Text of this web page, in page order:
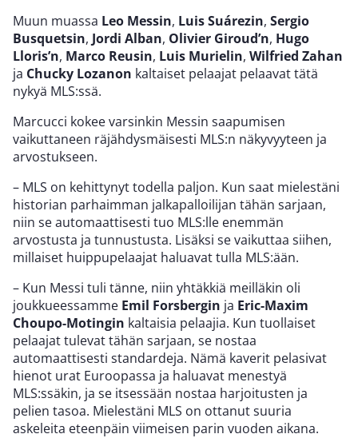
Muun muassa Leo Messin, Luis Suárezin, Sergio
Busquetsin, Jordi Alban, Olivier Giroud’n, Hugo
Lloris’n, Marco Reusin, Luis Murielin, Wilfried Zahan
ja Chucky Lozanon kaltaiset pelaajat pelaavat tätä
nykyä MLS:ssä.
Marcucci kokee varsinkin Messin saapumisen
vaikuttaneen räjähdysmäisesti MLS:n näkyvyyteen ja
arvostukseen.
– MLS on kehittynyt todella paljon. Kun saat mielestäni
historian parhaimman jalkapalloilijan tähän sarjaan,
niin se automaattisesti tuo MLS:lle enemmän
arvostusta ja tunnustusta. Lisäksi se vaikuttaa siihen,
millaiset huippupelaajat haluavat tulla MLS:ään.
– Kun Messi tuli tänne, niin yhtäkkiä meilläkin oli
joukkueessamme Emil Forsbergin ja Eric-Maxim
Choupo-Motingin kaltaisia pelaajia. Kun tuollaiset
pelaajat tulevat tähän sarjaan, se nostaa
automaattisesti standardeja. Nämä kaverit pelasivat
hienot urat Euroopassa ja haluavat menestyä
MLS:ssäkin, ja se itsessään nostaa harjoitusten ja
pelien tasoa. Mielestäni MLS on ottanut suuria
askeleita eteenpäin viimeisen parin vuoden aikana.